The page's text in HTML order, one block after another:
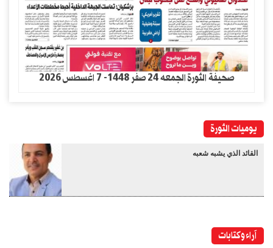
صحيفة الثورة الجمعه 24 صفر 1448- 7 اغسطس 2026
يوميات الثورة
القائد الذي يشبه شعبه
آراء وكتابات